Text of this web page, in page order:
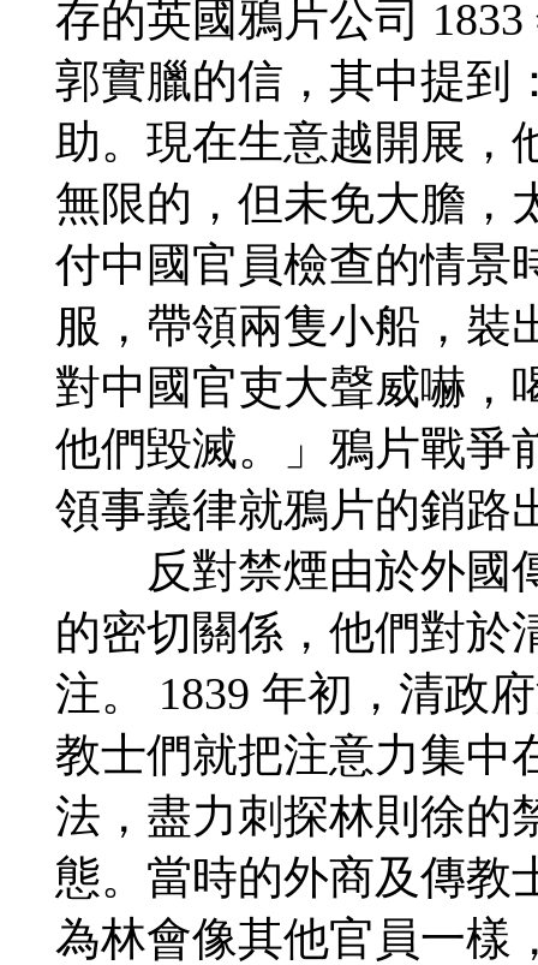
存的英國鴉片公司
郭實臘的信，其中提到
助。現在生意越開展，
無限的，但未免大膽，
付中國官員檢查的情景
服，帶領兩隻小船，裝
對中國官吏大聲威嚇，
他們毀滅。」鴉片戰爭
領事義律就鴉片的銷路
反對禁煙由於外國
的密切關係，他們對於
注。 1839 年初，清政
教士們就把注意力集中
法，盡力刺探林則徐的
態。當時的外商及傳教
為林會像其他官員一樣